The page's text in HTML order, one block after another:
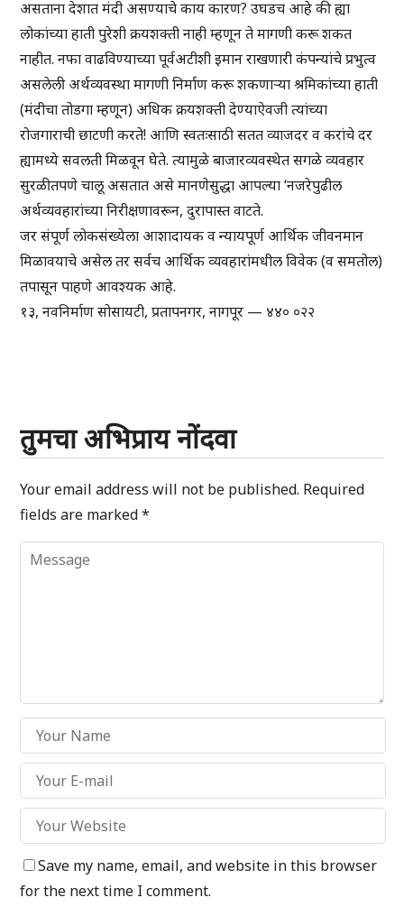
असताना देशात मंदी असण्याचे काय कारण? उघडच आहे की ह्या
लोकांच्या हाती पुरेशी क्रयशक्ती नाही म्हणून ते मागणी करू शकत
नाहीत. नफा वाढविण्याच्या पूर्वअटीशी इमान राखणारी कंपन्यांचे प्रभुत्व
असलेली अर्थव्यवस्था मागणी निर्माण करू शकणाऱ्या श्रमिकांच्या हाती
(मंदीचा तोडगा म्हणून) अधिक क्रयशक्ती देण्याऐवजी त्यांच्या
रोजगाराची छाटणी करते! आणि स्वतःसाठी सतत व्याजदर व करांचे दर
ह्यामध्ये सवलती मिळवून घेते. त्यामुळे बाजारव्यवस्थेत सगळे व्यवहार
सुरळीतपणे चालू असतात असे मानणेसुद्धा आपल्या ‘नजरेपुढील
अर्थव्यवहारांच्या निरीक्षणावरून, दुरापास्त वाटते.
जर संपूर्ण लोकसंख्येला आशादायक व न्यायपूर्ण आर्थिक जीवनमान
मिळावयाचे असेल तर सर्वच आर्थिक व्यवहारांमधील विवेक (व समतोल)
तपासून पाहणे आवश्यक आहे.
१३, नवनिर्माण सोसायटी, प्रतापनगर, नागपूर — ४४० ०२२
तुमचा अभिप्राय नोंदवा
Your email address will not be published. Required
fields are marked*
Save my name, email, and website in this browser
for the next time I comment.